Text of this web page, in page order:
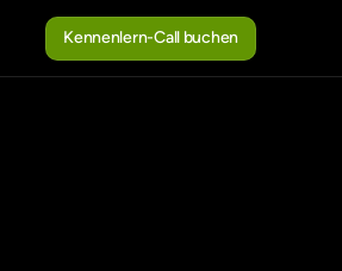
Kennenlern-Call buchen
Kennenlern-Call buchen